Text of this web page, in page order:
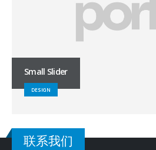
Small Slider
DESIGN
联系我们